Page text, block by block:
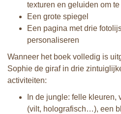
texturen en geluiden om
Een grote spiegel
Een pagina met drie
personaliseren
Wanneer het boek volledig is
Sophie de giraf in drie
activiteiten:
In de jungle: felle
(vilt, holografisch…), een